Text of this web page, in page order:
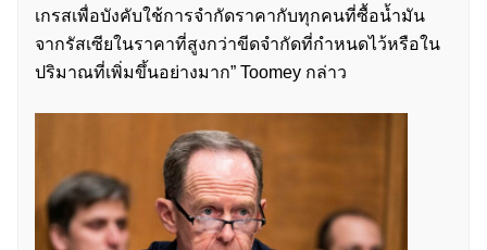
เกรสเพื่อบังคับใช้การจำกัดราคากับทุกคนที่ซื้อน้ำมัน
จากรัสเซียในราคาที่สูงกว่าขีดจำกัดที่กำหนดไว้หรือใน
ปริมาณที่เพิ่มขึ้นอย่างมาก” Toomey กล่าว